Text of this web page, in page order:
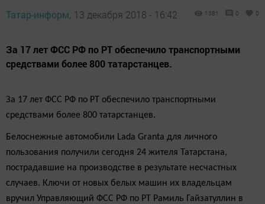
Татар-информ, 13 декабря 2018 - 16:42 1381 0 0
За 17 лет ФСС РФ по РТ обеспечило транспортными
средствами более 800 татарстанцев.
За 17 лет ФСС РФ по РТ обеспечило транспортными
средствами более 800 татарстанцев.
Белоснежные автомобили Lada Granta для личного
пользования получили сегодня 24 жителя Татарстана,
пострадавшие на производстве в результате несчастных
случаев. Ключи от новых белых машин их владельцам
вручил Управляющий ФСС РФ по РТ Рамиль Гайзатуллин в